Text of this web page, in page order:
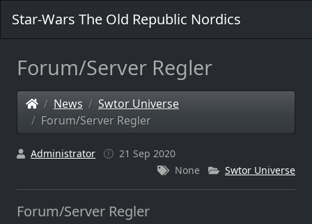
Star-Wars The Old Republic Nordics
Forum/Server Regler
News
Swtor Universe
Forum/Server Regler
Administrator
21 Sep 2020
None
Swtor Universe
Forum/Server Regler